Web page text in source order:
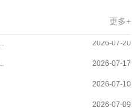
更多+
2026-07-28
2026-07-17
2026-07-10
2026-07-09